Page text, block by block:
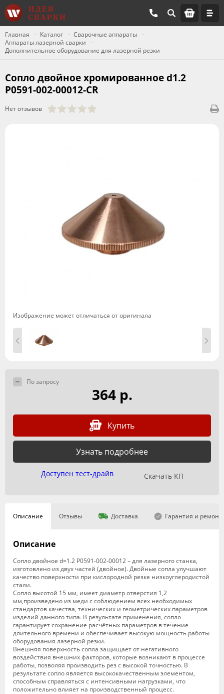
Главная Каталог
Сварочные аппараты
Аппараты лазерной сварки
Дополнительное оборудование для лазерной резки
Сопло двойное хромированное d1.2
P0591-002-00012-CR
Нет отзывов
Изображение может отличаться от оригинала
По запросу
364 р.
Купить
Узнать подробнее
Доступен тест-драйв Скачать КП
Описание Отзывы Доставка Гарантия и ремонт
Описание
Сопло двойное d=1.2 P0591-002-00012 – для лазерного станка,
изготовлено из двух частей (двойное). Двойные сопла улучшают
качество поверхности при кислородной резке низкоуглеродистой
стали.
Сопло высотой 15 мм, имеет диаметр отверстия 1,2
мм,произведено из меди с соблюдением всех необходимых
стандартов качества, технических и геометрических параметров
изделий данного типа. В результате применения, сопло
гарантирует сохранение расчётных параметров в течение
длительного времени и обеспечивает высокую мощность работы
оборудования лазерной резки.
Внешняя поверхность сопла защищает от негативного
воздействия внешних факторов, которые возникают в процессе
работы, позволяя производить рез с высокой точностью. В
результате сопло является высококачественным элементом,
способным справляться с интенсивными нагрузками, что
положительно влияет на производственный процесс.